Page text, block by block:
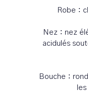
Robe :
Nez : nez
acidulés
Bouche :